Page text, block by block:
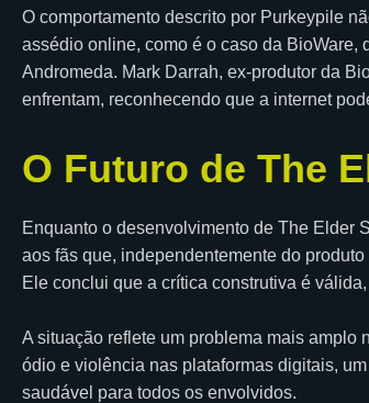
O comportamento descrito por Purkeypile
assédio online, como é o caso da BioWare,
Andromeda. Mark Darrah, ex-produtor da
enfrentam, reconhecendo que a internet
O Futuro de The
Enquanto o desenvolvimento de The Elder
aos fãs que, independentemente do
Ele conclui que a crítica construtiva é
A situação reflete um problema mais amplo
ódio e violência nas plataformas digitais,
saudável para todos os envolvidos.